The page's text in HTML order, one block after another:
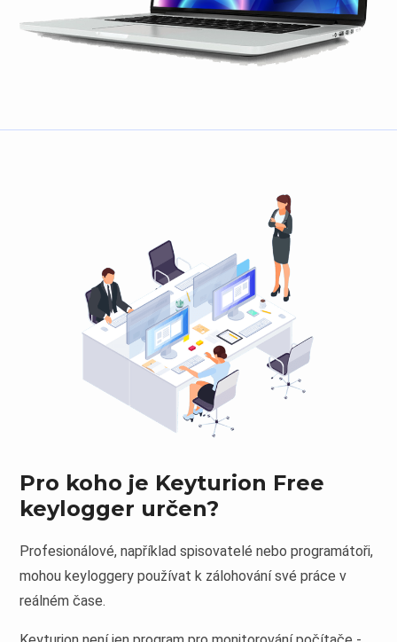
Pro koho je Keyturion Free
keylogger určen?
Profesionálové, například spisovatelé nebo programátoři,
mohou keyloggery používat k zálohování své práce v
reálném čase.